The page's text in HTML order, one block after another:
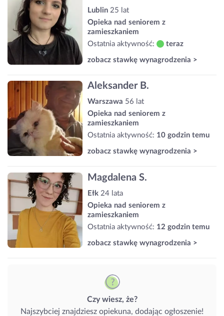
Lublin 25 lat
Opieka nad seniorem z
zamieszkaniem
Ostatnia aktywność:
teraz
zobacz stawkę wynagrodzenia >
Aleksander B.
Warszawa 56 lat
Opieka nad seniorem z
zamieszkaniem
Ostatnia aktywność: 10 godzin temu
zobacz stawkę wynagrodzenia >
Magdalena S.
Ełk 24 lata
Opieka nad seniorem z
zamieszkaniem
Ostatnia aktywność: 12 godzin temu
zobacz stawkę wynagrodzenia >
Czy wiesz, że?
Najszybciej znajdziesz opiekuna, dodając ogłoszenie!